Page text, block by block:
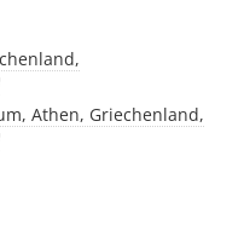
Athen, Griechenland,